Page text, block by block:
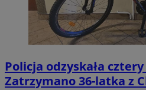
Policja odzyskała
Zatrzymano 36-latka z